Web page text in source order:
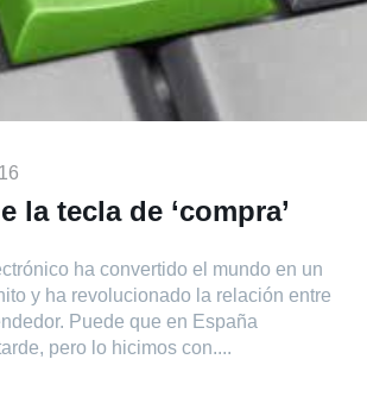
la tecla de ‘compra’
ha convertido el mundo en un
y ha revolucionado la relación entre
Puede que en España
pero lo hicimos con....